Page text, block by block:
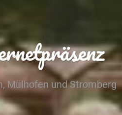
Mülhofen und Stromberg